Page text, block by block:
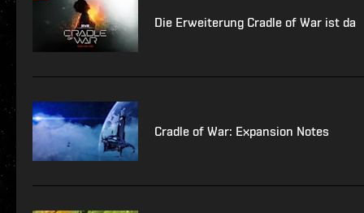
Die Erweiterung Cradle of War ist da
Cradle of War: Expansion Notes